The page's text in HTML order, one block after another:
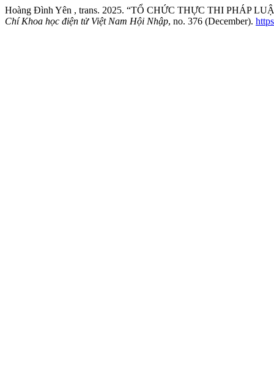
Hoàng Đình Yên , trans. 2025. “TỔ CHỨC THỰC THI PHÁP
Chí Khoa học điện tử Việt Nam Hội Nhập, no. 376 (December).